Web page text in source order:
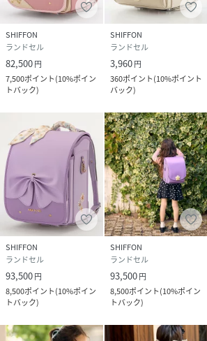
反射素材：持ち手/前締め/肩ベルトに搭載
車のライトなどに反射する反射材を、持
ルトに搭載。
下校時など、暗い道での安全をサポート。
肩ベルトスライドロック
肩ベルト底面のダルマカン部分が左右に
ているため、成長や体型、服の厚みに合
すく、背負う際にもらくに腕を通せます。
細部までこだわった使いやすさ
SHIFFON
ランドセル
82,500円
7,500ポイント(10%ポイン
トバック)
SHIFFON
ランドセル
3,960円
360ポイント(10%ポイント
バック)
SHIFFON
ランドセル
93,500円
8,500ポイント(10%ポイン
トバック)
SHIFFON
ランドセル
93,500円
8,500ポイント(10%ポイン
トバック)